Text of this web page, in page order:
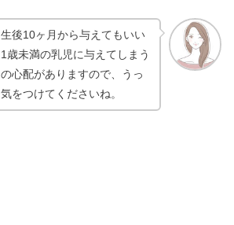
後10ヶ月から与えてもいい
歳未満の乳児に与えてしまう
心配がありますので、うっ
をつけてくださいね。